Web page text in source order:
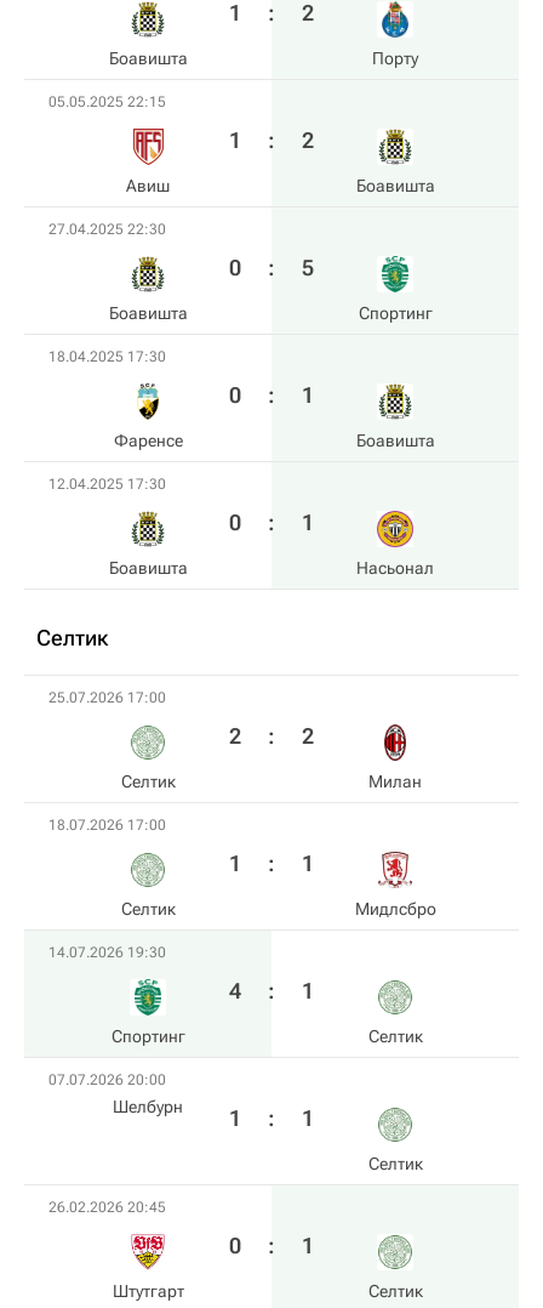
Боавишта
1 : 2
Порту
05.05.2025 22:15
Авиш
1 : 2
Боавишта
27.04.2025 22:30
Боавишта
0 : 5
Спортинг
18.04.2025 17:30
Фаренсе
0 : 1
Боавишта
12.04.2025 17:30
Боавишта
0 : 1
Насьонал
Селтик
25.07.2026 17:00
Селтик
2 : 2
Милан
18.07.2026 17:00
Селтик
1 : 1
Мидлсбро
14.07.2026 19:30
Спортинг
4 : 1
Селтик
07.07.2026 20:00
Шелбурн 1 : 1
Селтик
26.02.2026 20:45
Штутгарт
0 : 1
Селтик